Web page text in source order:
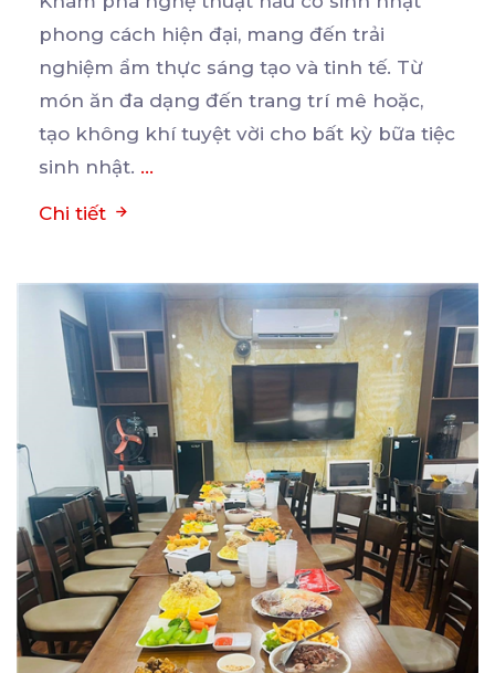
phong cách hiện đại, mang đến trải
nghiệm ẩm thực sáng tạo và tinh tế. Từ
món ăn đa dạng đến trang trí mê hoặc,
tạo không khí tuyệt vời cho bất kỳ bữa tiệc
sinh nhật. ...
Chi tiết